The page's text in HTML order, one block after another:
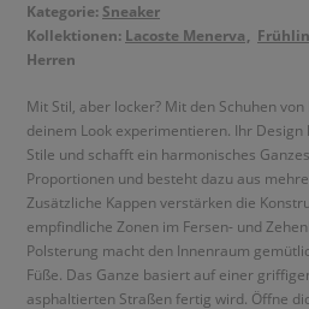
Kategorie: Sneaker
Kollektionen: Lacoste Menerva
Herren
Mit Stil, aber locker? Mit den Schuhen
deinem Look experimentieren. Ihr
Stile und schafft ein harmonisches
Proportionen und besteht dazu aus
Zusätzliche Kappen verstärken die
empfindliche Zonen im Fersen- und
Polsterung macht den Innenraum
Füße. Das Ganze basiert auf einer
asphaltierten Straßen fertig wird. Öffne